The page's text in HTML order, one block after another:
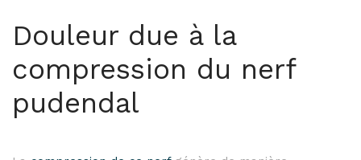
Douleur due à la
compression du nerf
pudendal